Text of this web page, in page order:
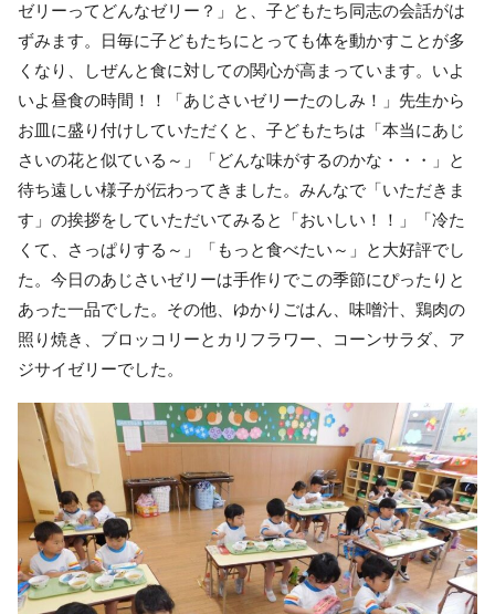
ゼリーってどんなゼリー？」と、子どもたち同志の会話がは
ずみます。日毎に子どもたちにとっても体を動かすことが多
くなり、しぜんと食に対しての関心が高まっています。いよ
いよ昼食の時間！！「あじさいゼリーたのしみ！」先生から
お皿に盛り付けしていただくと、子どもたちは「本当にあじ
さいの花と似ている～」「どんな味がするのかな・・・」と
待ち遠しい様子が伝わってきました。みんなで「いただきま
す」の挨拶をしていただいてみると「おいしい！！」「冷た
くて、さっぱりする～」「もっと食べたい～」と大好評でし
た。今日のあじさいゼリーは手作りでこの季節にぴったりと
あった一品でした。その他、ゆかりごはん、味噌汁、鶏肉の
照り焼き、ブロッコリーとカリフラワー、コーンサラダ、ア
ジサイゼリーでした。